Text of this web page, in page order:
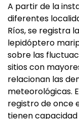
A partir de la
diferentes
Ríos, se registra
lepidóptero
sobre las
sitios con
relacionan las
meteorológicas.
registro de once
tienen